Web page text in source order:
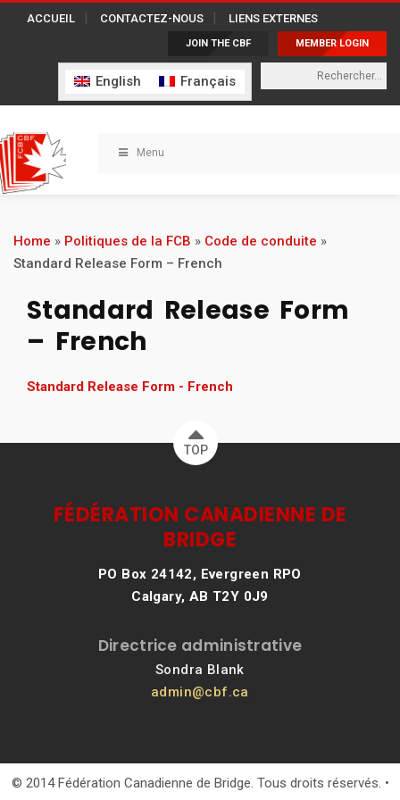
ACCUEIL CONTACTEZ-NOUS LIENS EXTERNES
MEMBER LOGIN
JOIN THE CBF
English Français
Menu
Home » Politiques de la FCB » Code de conduite »
Standard Release Form – French
Standard Release Form
– French
Standard Release Form - French
TOP
FÉDÉRATION CANADIENNE DE
BRIDGE
PO Box 24142, Evergreen RPO
Calgary, AB T2Y 0J9
Directrice administrative
Sondra Blank
admin@cbf.ca
© 2014 Fédération Canadienne de Bridge. Tous droits réservés. •